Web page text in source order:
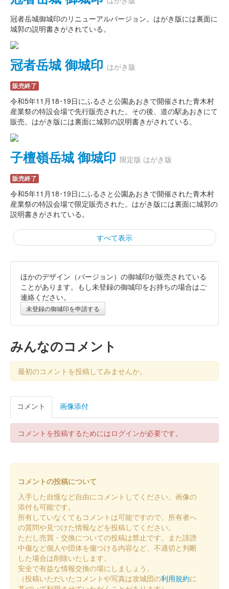
冠者岳城御城印のリニューアルバージョン。はがき版には裏面に
城郭の説明書きがされている。
冠者岳城 御城印 はがき版
販売終了
令和5年11月18･19日にふるさと公園あおきで開催された青木村
産業祭の特設会場で先行販売された。その後、道の駅あおきにて
販売。はがき版には裏面に城郭の説明書きがされている。
子檀嶺岳城 御城印 限定版 はがき版
販売終了
令和5年11月18･19日にふるさと公園あおきで開催された青木村
産業祭の特設会場で限定販売された。はがき版には裏面に城郭の
説明書きがされている。
すべて表示
子檀嶺城 御城印 通常版第3弾
第3版。200枚限定。
子檀嶺城 御城印
秋版
200枚限定。城のある子檀嶺岳と大法寺の国宝見返りの塔が描か
れている。
冠者岳城 御城印
200枚限定。
青木三城 御城印 令和四年夏限定版
子檀嶺城 御城印
春の限定版。桜をモチーフとしている。
子檀嶺岳城 御城印
真田家に仕えた小山田茂誠の所領と伝えられる。
ほかのデザイン（バージョン）の御城印が販売されている
ことがあります。もし未登録の御城印をお持ちの場合はご
連絡ください。
未登録の御城印を申請する
みんなのコメント
最初のコメントを投稿してみませんか。
コメント 画像添付
コメントを投稿するためにはログインが必要です。
コメントの投稿について
入手した自慢など自由にコメントしてください。画像の
添付も可能です。
所有していなくてもコメントは可能ですので、所有者へ
の質問や見つけた情報などを投稿してください。
ただし売買・交換についての投稿は禁止です。また誹謗
中傷など個人や団体を傷つける内容など、不適切と判断
した場合は削除いたします。
安全で有益な情報交換の場にしましょう。
（投稿いただいたコメントや写真は攻城団の利用規約に